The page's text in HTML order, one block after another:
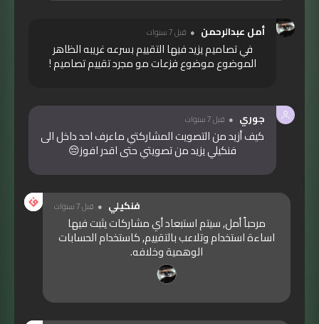
أمل عبدالرحمن قبل 7 سنوات
في تصاميم يزيد فيها التقييم بسرعه غريبه الظاهر
الموضوع موضوع فزعات مو مجرد تقييم تصاميم !
جوري قبل 7 سنوات
كيف أزيد من التصويت المشاركتي ماعرف احد داخل الى
فنكيلي يزيد من تصويتي حتى اقدر افوز😔
فنكيلي قبل 7 سنوات
مرحباً أمل, سيتم استبعاد أي مشاركات يثبت فيها
اساءة استخدام وتلاعب بالتقييم, كاستخدام الحسابات
الوهمية وخلافه.